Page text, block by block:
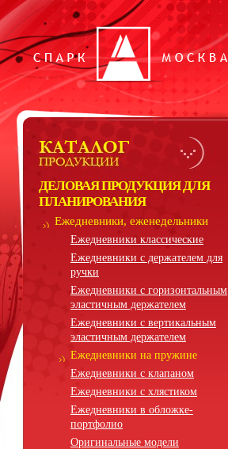
ДЕЛОВАЯ ПРОДУКЦИЯ ДЛЯ
ПЛАНИРОВАНИЯ
Ежедневники, еженедельники
Ежедневники классические
Ежедневники с держателем для
ручки
Ежедневники с горизонтальным
эластичным держателем
Ежедневники с вертикальным
эластичным держателем
Ежедневники на пружине
Ежедневники с клапаном
Ежедневники с хлястиком
Ежедневники в обложке-
портфолио
Оригинальные модели